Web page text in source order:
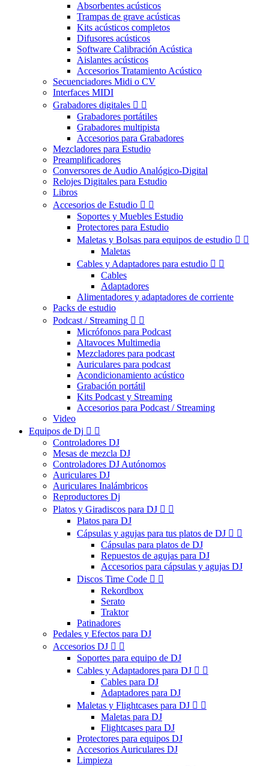
Absorbentes acústicos
Trampas de grave acústicas
Kits acústicos completos
Difusores acústicos
Software Calibración Acústica
Aislantes acústicos
Accesorios Tratamiento Acústico
Secuenciadores Midi o CV
Interfaces MIDI
Grabadores digitales  
Grabadores portátiles
Grabadores multipista
Accesorios para Grabadores
Mezcladores para Estudio
Preamplificadores
Conversores de Audio Analógico-Digital
Relojes Digitales para Estudio
Libros
Accesorios de Estudio  
Soportes y Muebles Estudio
Protectores para Estudio
Maletas y Bolsas para equipos de estudio  
Maletas
Cables y Adaptadores para estudio  
Cables
Adaptadores
Alimentadores y adaptadores de corriente
Packs de estudio
Podcast / Streaming  
Micrófonos para Podcast
Altavoces Multimedia
Mezcladores para podcast
Auriculares para podcast
Acondicionamiento acústico
Grabación portátil
Kits Podcast y Streaming
Accesorios para Podcast / Streaming
Video
Equipos de Dj  
Controladores DJ
Mesas de mezcla DJ
Controladores DJ Autónomos
Auriculares DJ
Auriculares Inalámbricos
Reproductores Dj
Platos y Giradiscos para DJ  
Platos para DJ
Cápsulas y agujas para tus platos de DJ  
Cápsulas para platos de DJ
Repuestos de agujas para DJ
Accesorios para cápsulas y agujas DJ
Discos Time Code  
Rekordbox
Serato
Traktor
Patinadores
Pedales y Efectos para DJ
Accesorios DJ  
Soportes para equipo de DJ
Cables y Adaptadores para DJ  
Cables para DJ
Adaptadores para DJ
Maletas y Flightcases para DJ  
Maletas para DJ
Flightcases para DJ
Protectores para equipos DJ
Accesorios Auriculares DJ
Limpieza